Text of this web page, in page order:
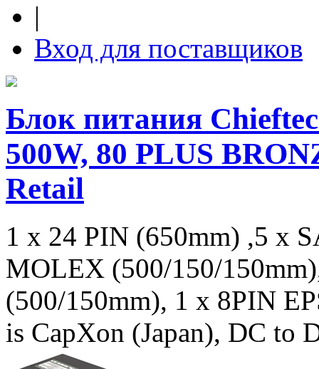
|
Вход для поставщиков
Блок питания
500W, 80 PLUS
Retail
1 x 24 PIN (650mm) ,5 x
MOLEX (500/150/
(500/150mm), 1 x 8PIN
is CapXon (Japan), DC to